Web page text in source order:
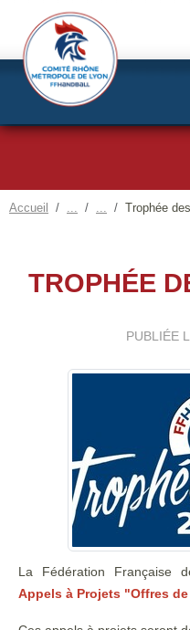
Accueil Trophée
TROPHÉE
PUBLIÉE
La Fédération Française
Appels à Projets "Offres
Panneau de gestion des